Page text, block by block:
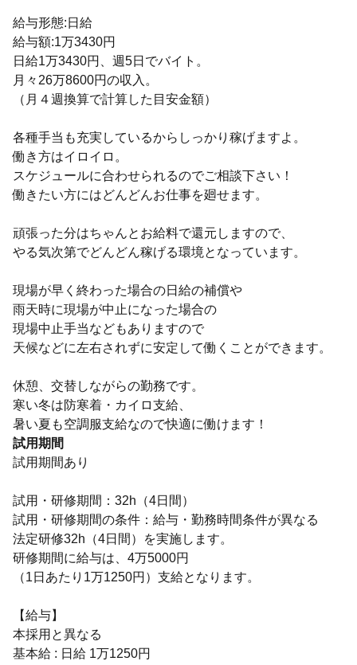
給与形態:日給
給与額:1万3430円
日給1万3430円、週5日でバイト。
月々26万8600円の収入。
（月４週換算で計算した目安金額）
各種手当も充実しているからしっかり稼げますよ。
働き方はイロイロ。
スケジュールに合わせられるのでご相談下さい！
働きたい方にはどんどんお仕事を廻せます。
頑張った分はちゃんとお給料で還元しますので、
やる気次第でどんどん稼げる環境となっています。
現場が早く終わった場合の日給の補償や
雨天時に現場が中止になった場合の
現場中止手当などもありますので
天候などに左右されずに安定して働くことができます。
休憩、交替しながらの勤務です。
寒い冬は防寒着・カイロ支給、
暑い夏も空調服支給なので快適に働けます！
試用期間
試用期間あり
試用・研修期間：32h（4日間）
試用・研修期間の条件：給与・勤務時間条件が異なる
法定研修32h（4日間）を実施します。
研修期間に給与は、4万5000円
（1日あたり1万1250円）支給となります。
【給与】
本採用と異なる
基本給 : 日給 1万1250円